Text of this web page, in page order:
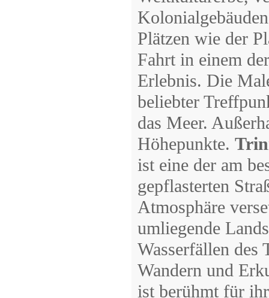
Plätzen wie der
Fahrt in einem
Erlebnis. Die
beliebter
das Meer.
Höhepunkte.
ist eine der am
gepflasterten
Atmosphäre
umliegende
Wasserfällen des
Wandern und
ist berühmt für